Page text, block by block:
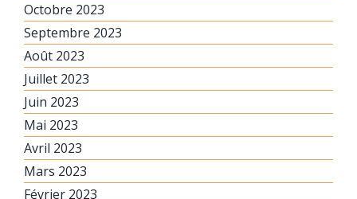
Octobre 2023
Septembre 2023
Août 2023
Juillet 2023
Juin 2023
Mai 2023
Avril 2023
Mars 2023
Février 2023